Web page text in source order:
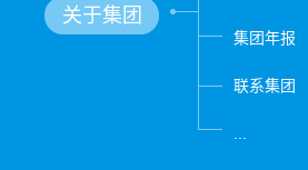
关于集团
集团年报
联系集团